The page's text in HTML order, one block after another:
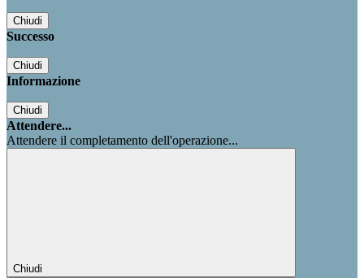
Chiudi
Successo
Chiudi
Informazione
Chiudi
Attendere...
Attendere il completamento dell'operazione...
Chiudi